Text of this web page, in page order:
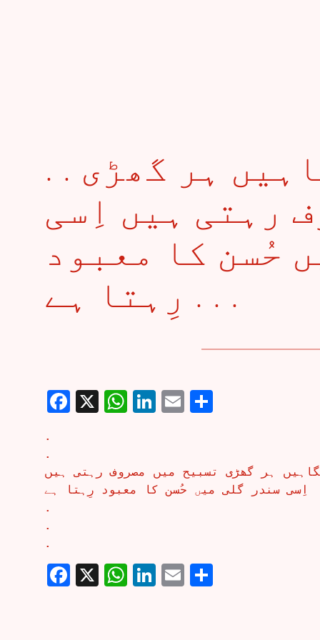
. . رویتِ ہلال: نگاہیں ہر گھڑی
رہتی ہیں اِسی
حُسن کا معبود
رِہتا ہے . . .
Facebook
X WhatsApp
LinkedIn
EmailShare
.
.
ہر گھڑی تسبیح میں مصروف رہتی ہیں
اِسی سندر گلی میں حُسن کا معبود رِہتا ہے
.
.
.
Facebook
X WhatsApp
LinkedIn
EmailShare